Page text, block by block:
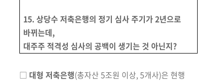
15. 상당수 저축은행의 정기 심사 주기가 2년으로
바뀌는데,
대주주 적격성 심사의 공백이 생기는 것 아닌지?
□ 대형 저축은행(총자산 5조원 이상, 5개사)은 현행